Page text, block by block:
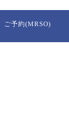
ご予約(MRSO)